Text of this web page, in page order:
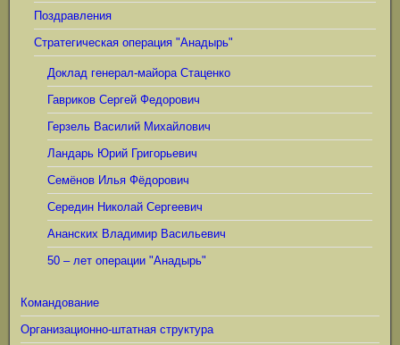
Поздравления
Стратегическая операция "Анадырь"
Доклад генерал-майора Стаценко
Гавриков Сергей Федорович
Герзель Василий Михайлович
Ландарь Юрий Григорьевич
Семёнов Илья Фёдорович
Середин Николай Сергеевич
Ананских Владимир Васильевич
50 – лет операции "Анадырь"
Командование
Организационно-штатная структура